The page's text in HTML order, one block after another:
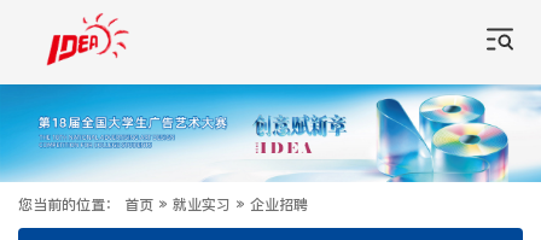
您当前的位置： 首页 » 就业实习 » 企业招聘